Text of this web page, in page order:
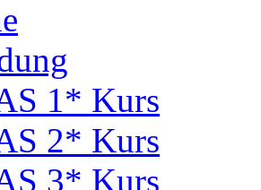
1* Kurs
2* Kurs
3* Kurs